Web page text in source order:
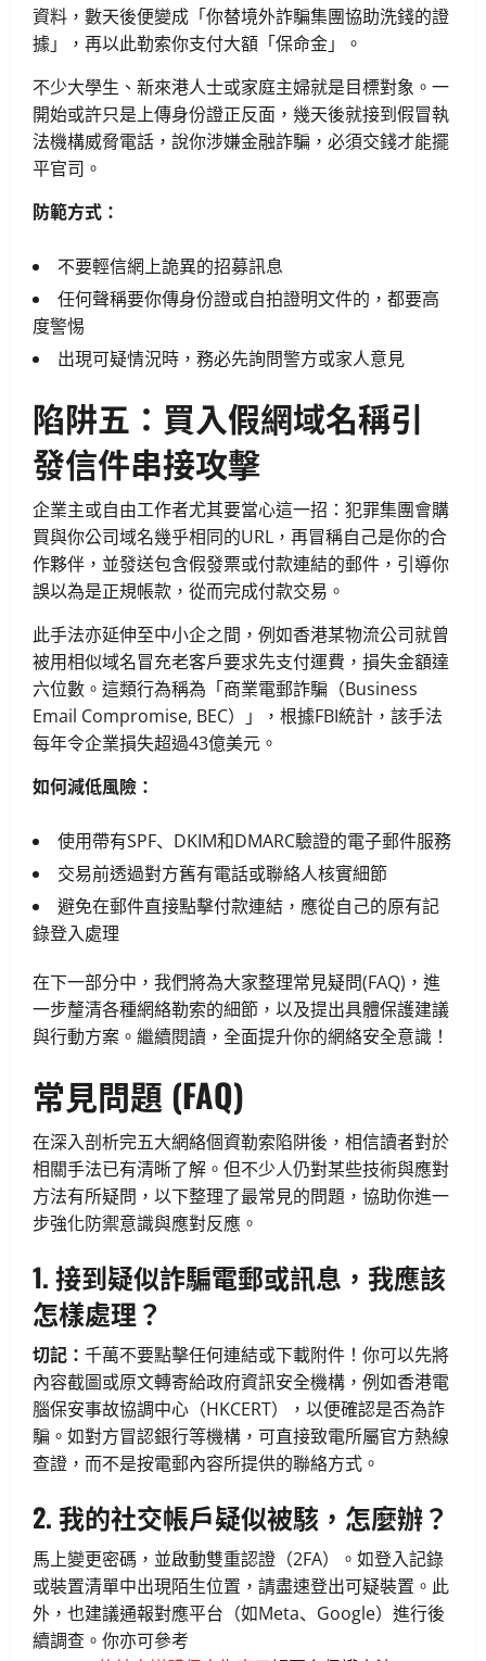
資料，數天後便變成「你替境外詐騙集團協助洗錢的證
據」，再以此勒索你支付大額「保命金」。
不少大學生、新來港人士或家庭主婦就是目標對象。一
開始或許只是上傳身份證正反面，幾天後就接到假冒執
法機構威脅電話，說你涉嫌金融詐騙，必須交錢才能擺
平官司。
防範方式：
不要輕信網上詭異的招募訊息
任何聲稱要你傳身份證或自拍證明文件的，都要高
度警惕
出現可疑情況時，務必先詢問警方或家人意見
陷阱五：買入假網域名稱引
發信件串接攻擊
企業主或自由工作者尤其要當心這一招：犯罪集團會購
買與你公司域名幾乎相同的URL，再冒稱自己是你的合
作夥伴，並發送包含假發票或付款連結的郵件，引導你
誤以為是正規帳款，從而完成付款交易。
此手法亦延伸至中小企之間，例如香港某物流公司就曾
被用相似域名冒充老客戶要求先支付運費，損失金額達
六位數。這類行為稱為「商業電郵詐騙（Business
Email Compromise, BEC）」，根據FBI統計，該手法
每年令企業損失超過43億美元。
如何減低風險：
使用帶有SPF、DKIM和DMARC驗證的電子郵件服務
交易前透過對方舊有電話或聯絡人核實細節
避免在郵件直接點擊付款連結，應從自己的原有記
錄登入處理
在下一部分中，我們將為大家整理常見疑問(FAQ)，進
一步釐清各種網絡勒索的細節，以及提出具體保護建議
與行動方案。繼續閱讀，全面提升你的網絡安全意識！
常見問題 (FAQ)
在深入剖析完五大網絡個資勒索陷阱後，相信讀者對於
相關手法已有清晰了解。但不少人仍對某些技術與應對
方法有所疑問，以下整理了最常見的問題，協助你進一
步強化防禦意識與應對反應。
1. 接到疑似詐騙電郵或訊息，我應該
怎樣處理？
切記： 千萬不要點擊任何連結或下載附件！你可以先將
內容截圖或原文轉寄給政府資訊安全機構，例如香港電
腦保安事故協調中心（HKCERT），以便確認是否為詐
騙。如對方冒認銀行等機構，可直接致電所屬官方熱線
查證，而不是按電郵內容所提供的聯絡方式。
2. 我的社交帳戶疑似被駭，怎麼辦？
馬上變更密碼，並啟動雙重認證（2FA）。如登入記錄
或裝置清單中出現陌生位置，請盡速登出可疑裝置。此
外，也建議通報對應平台（如Meta、Google）進行後
續調查。你亦可參考